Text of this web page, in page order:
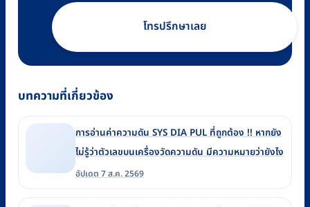
โทรปรึกษาเลย
บทความที่เกี่ยวข้อง
การอ่านค่าความดัน SYS DIA PUL ที่ถูกต้อง !! หากยัง
ไม่รู้ว่าตัวเลขบนเครื่องวัดความดัน มีความหมายว่ายังไง
อัปเดต 7 ส.ค. 2569